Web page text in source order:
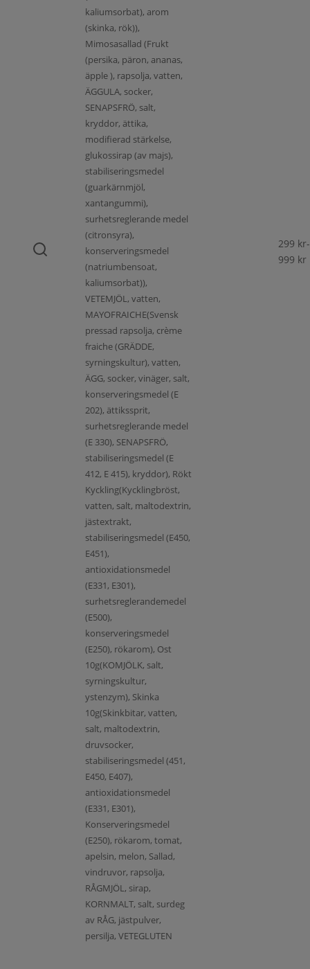
kaliumsorbat), arom
(skinka, rök)),
Mimosasallad (Frukt
(persika, päron, ananas,
äpple ), rapsolja, vatten,
ÄGGULA, socker,
SENAPSFRÖ, salt,
kryddor, ättika,
modifierad stärkelse,
glukossirap (av majs),
stabiliseringsmedel
(guarkärnmjöl,
xantangummi),
surhetsreglerande medel
(citronsyra),
konserveringsmedel
(natriumbensoat,
kaliumsorbat)),
VETEMJÖL, vatten,
MAYOFRAICHE(Svensk
pressad rapsolja, crème
fraiche (GRÄDDE,
syrningskultur), vatten,
ÄGG, socker, vinäger, salt,
konserveringsmedel (E
202), ättikssprit,
surhetsreglerande medel
(E 330), SENAPSFRÖ,
stabiliseringsmedel (E
412, E 415), kryddor), Rökt
Kyckling(Kycklingbröst,
vatten, salt, maltodextrin,
jästextrakt,
stabiliseringsmedel (E450,
E451),
antioxidationsmedel
(E331, E301),
surhetsreglerandemedel
(E500),
konserveringsmedel
(E250), rökarom), Ost
10g(KOMJÖLK, salt,
syrningskultur,
ystenzym), Skinka
10g(Skinkbitar, vatten,
salt, maltodextrin,
druvsocker,
stabiliseringsmedel (451,
E450, E407),
antioxidationsmedel
(E331, E301),
Konserveringsmedel
(E250), rökarom, tomat,
apelsin, melon, Sallad,
vindruvor, rapsolja,
RÅGMJÖL, sirap,
KORNMALT, salt, surdeg
av RÅG, jästpulver,
persilja, VETEGLUTEN
299 kr-
999 kr